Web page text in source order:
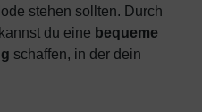
stehen sollten. Durch
kannst du eine bequeme
schaffen, in der dein